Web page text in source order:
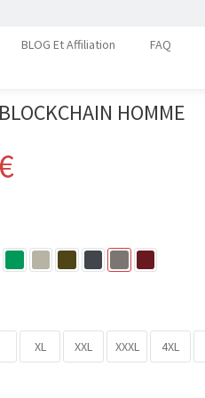
BLOG Et Affiliation
FAQ
HOMME
XL XXL XXXL 4XL